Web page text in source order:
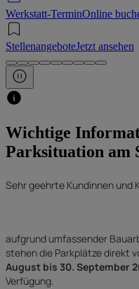
Werkstatt-TerminOnline
StellenangeboteJetzt ansehen
Wichtige
Parksituation am
Sehr geehrte Kundinnen und
aufgrund umfassender
stehen die Parkplätze direkt
August bis 30. September
Verfügung.